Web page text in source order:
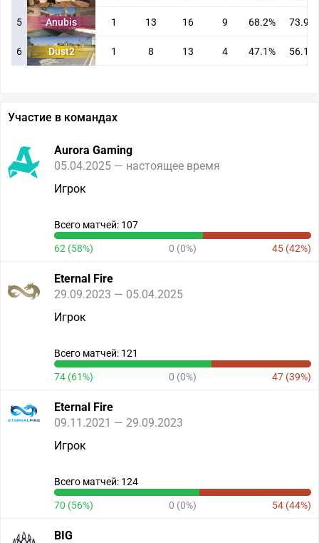
5 Anubis 1 13 16 9 68.2% 73.9
6 Dust2 1 8 13 4 47.1% 56.1
Участие в командах
Aurora Gaming
05.04.2025 — настоящее время
Игрок
Всего матчей: 107
62 (58%) 0 (0%) 45 (42%)
Eternal Fire
29.09.2023 — 05.04.2025
Игрок
Всего матчей: 121
74 (61%) 0 (0%) 47 (39%)
Eternal Fire
09.11.2021 — 29.09.2023
Игрок
Всего матчей: 124
70 (56%) 0 (0%) 54 (44%)
BIG